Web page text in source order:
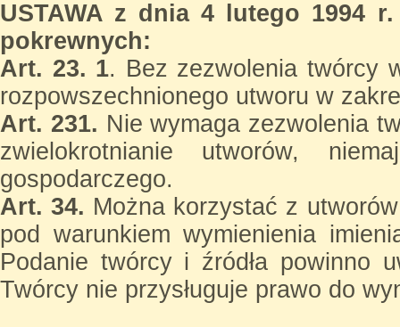
USTAWA z dnia 4 lutego 1994
pokrewnych:
Art. 23. 1. Bez zezwolenia twórcy
rozpowszechnionego utworu w
Art. 231. Nie wymaga zezwolenia
zwielokrotnianie utworów,
gospodarczego.
Art. 34. Można korzystać z
pod warunkiem wymienienia
Podanie twórcy i źródła powinno
Twórcy nie przysługuje prawo do